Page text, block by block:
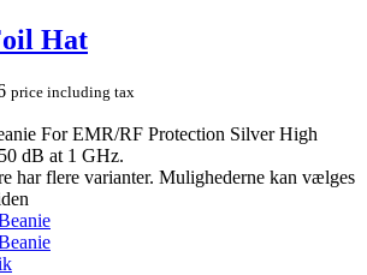
Hat
price including tax
For EMR/RF Protection Silver High
dB at 1 GHz.
har flere varianter. Mulighederne kan vælges